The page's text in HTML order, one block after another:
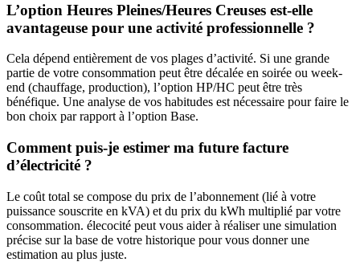
L’option Heures Pleines/Heures Creuses est-elle
avantageuse pour une activité professionnelle ?
Cela dépend entièrement de vos plages d’activité. Si une grande
partie de votre consommation peut être décalée en soirée ou week-
end (chauffage, production), l’option HP/HC peut être très
bénéfique. Une analyse de vos habitudes est nécessaire pour faire le
bon choix par rapport à l’option Base.
Comment puis-je estimer ma future facture
d’électricité ?
Le coût total se compose du prix de l’abonnement (lié à votre
puissance souscrite en kVA) et du prix du kWh multiplié par votre
consommation. élecocité peut vous aider à réaliser une simulation
précise sur la base de votre historique pour vous donner une
estimation au plus juste.